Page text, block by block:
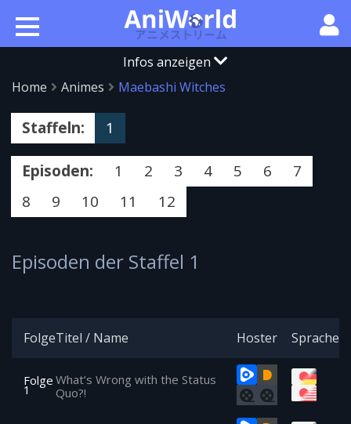
Infos anzeigen
Home
Animes Maebashi Witches
Staffeln: 1
Episoden: 1 2 3 4 5 6
7
8
9 10 11 12
Episoden der Staffel 1
FolgeTitel / Name Hoster Sprache
Folge
1
What’s Wrong with the Status
Quo?!